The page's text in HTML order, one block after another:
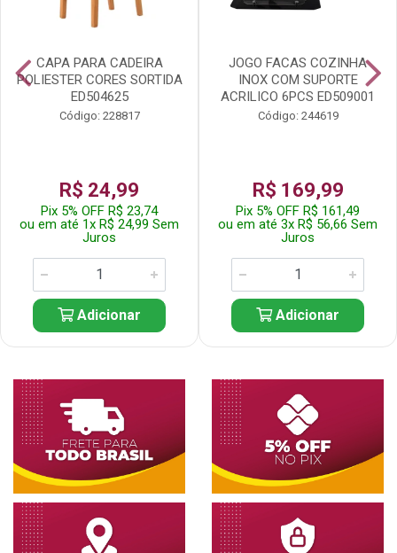
CAPA PARA CADEIRA
POLIESTER CORES SORTIDA
ED504625
Código: 228817
R$ 24,99
Pix 5% OFF R$ 23,74
ou em até 1x R$ 24,99 Sem
Juros
Adicionar
JOGO FACAS COZINHA
INOX COM SUPORTE
ACRILICO 6PCS ED509001
Código: 244619
R$ 169,99
Pix 5% OFF R$ 161,49
ou em até 3x R$ 56,66 Sem
Juros
Adicionar